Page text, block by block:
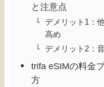
と注意点
デメリット1：
高め
デメリット2：
trifa eSIMの料金
方